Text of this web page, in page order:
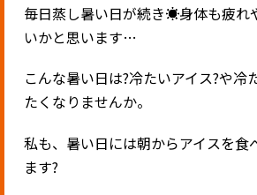
毎日蒸し暑い日が続き☀️身体も疲れ
いかと思います…
こんな暑い日は?冷たいアイス?や冷
たくなりませんか。
私も、暑い日には朝からアイスを食
ます?